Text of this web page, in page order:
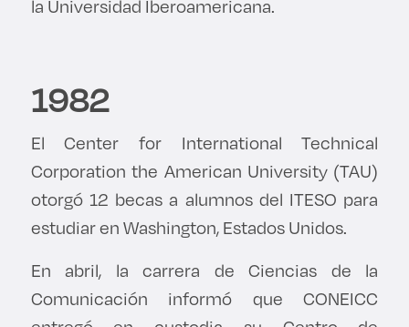
la Universidad Iberoamericana.
1982
El Center for International Technical
Corporation the American University (TAU)
otorgó 12 becas a alumnos del ITESO para
estudiar en Washington, Estados Unidos.
En abril, la carrera de Ciencias de la
Comunicación informó que CONEICC